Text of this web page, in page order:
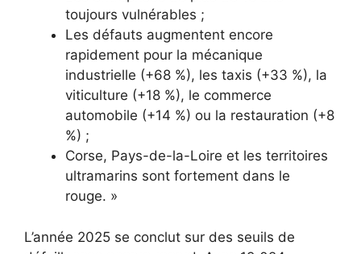
toujours vulnérables ;
Les défauts augmentent encore
rapidement pour la mécanique
industrielle (+68 %), les taxis (+33 %), la
viticulture (+18 %), le commerce
automobile (+14 %) ou la restauration (+8
%) ;
Corse, Pays-de-la-Loire et les territoires
ultramarins sont fortement dans le
rouge. »
L’année 2025 se conclut sur des seuils de